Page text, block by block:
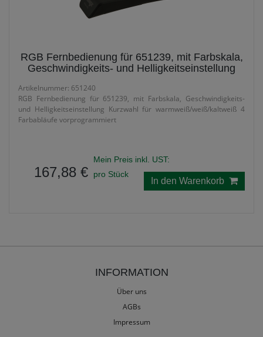
RGB Fernbedienung für 651239, mit Farbskala,
Geschwindigkeits- und Helligkeitseinstellung
Artikelnummer: 651240
RGB Fernbedienung für 651239, mit Farbskala, Geschwindigkeits-
und Helligkeitseinstellung Kurzwahl für warmweiß/weiß/kaltweiß 4
Farbabläufe vorprogrammiert
Mein Preis inkl. UST:
167,88 € pro Stück
In den Warenkorb
INFORMATION
Über uns
AGBs
Impressum